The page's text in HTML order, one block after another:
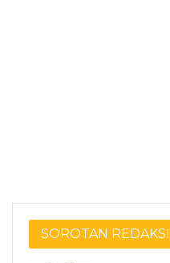
SOROTAN REDAKSI